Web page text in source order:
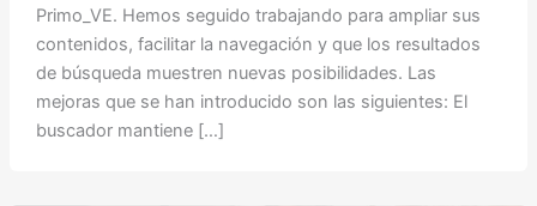
Primo_VE. Hemos seguido trabajando para ampliar sus
contenidos, facilitar la navegación y que los resultados
de búsqueda muestren nuevas posibilidades. Las
mejoras que se han introducido son las siguientes: El
buscador mantiene […]